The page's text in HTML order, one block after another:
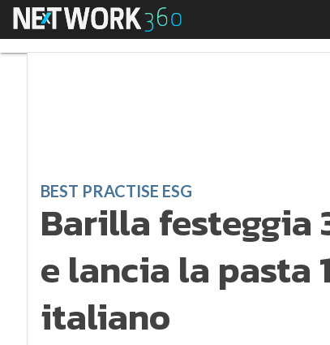
Menu
BEST PRACTISE ESG
Barilla
e lancia la pasta
italiano